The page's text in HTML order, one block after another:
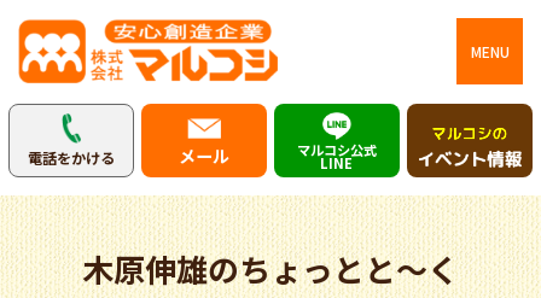
MENU
電話をかける メール マルコシ公式
LINE
木原伸雄のちょっとと～く